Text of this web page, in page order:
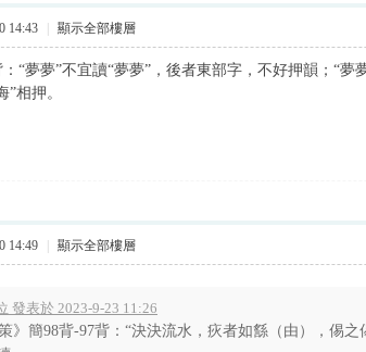
14:43 顯示全部樓層
：“夢夢”不宜讀“夢夢”，後者東部字，不好押韻；“
相押。
14:49 顯示全部樓層
發表於 2023-9-23 11:26
策》簡98背-97背：“決決流水，疢者如䌛（由），㑥